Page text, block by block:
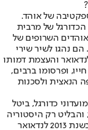
של אוהד.
הכדורגל של מרבית
השרופים של
נהגו לשיר שירי
והעצמת דמותו
ופרסומו ברבים,
הנאצית ולסכנות
כדורגל, ביטל
רק היסטוריה
שניתן למכור. אף על פי כן, המועדון לא נשאר בצד. בשנת 2013 לנדאואר